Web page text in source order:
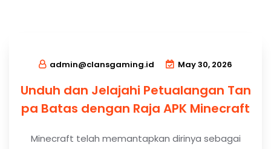
admin@clansgaming.id May 30, 2026
Unduh dan Jelajahi Petualangan Tan
pa Batas dengan Raja APK Minecraft
Minecraft telah memantapkan dirinya sebagai